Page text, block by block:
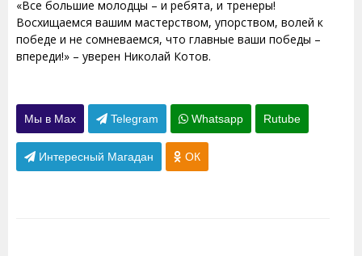
«Все большие молодцы – и ребята, и тренеры!
Восхищаемся вашим мастерством, упорством, волей к
победе и не сомневаемся, что главные ваши победы –
впереди!» – уверен Николай Котов.
Мы в Max Telegram Whatsapp Rutube
Интересный Магадан ОК